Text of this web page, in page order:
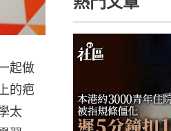
起做
的疤
太